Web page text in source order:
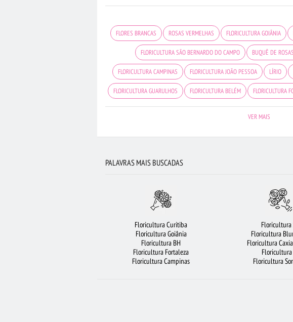
FLORES BRANCAS ROSAS VERMELHAS FLORICULTURA GOIÂNIA
FLORICULTURA SÃO BERNARDO DO CAMPO BUQUÊ DE
FLORICULTURA CAMPINAS FLORICULTURA JOÃO PESSOA LÍRIO
FLORICULTURA GUARULHOS FLORICULTURA BELÉM FLORICULTURA
ARRANJO DE FLORES
FLORICULTURA RJ
FLORICULTURA SANTO ANDRÉ
CIDADES MAIS PROCURADAS BUQUÊS DE
VER MAIS
PALAVRAS MAIS BUSCADAS
Floricultura Curitiba
Floricultura Goiânia
Floricultura BH
Floricultura Fortaleza
Floricultura Campinas
Floricultura
Floricultura
Floricultura
Floricultura
Floricultura